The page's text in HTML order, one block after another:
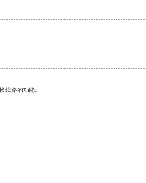
线路的功能。